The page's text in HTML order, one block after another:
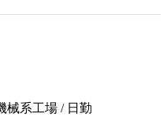
械系工場 / 日勤